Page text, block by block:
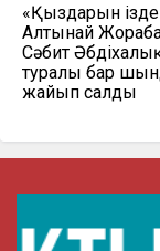
«Қыздарын
Алтынай
Сәбит
туралы бар
жайып салды